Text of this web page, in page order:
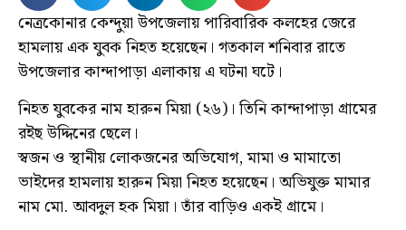
নেত্রকোনার কেন্দুয়া উপজেলায় পারিবারিক কলহের জেরে
হামলায় এক যুবক নিহত হয়েছেন। গতকাল শনিবার রাতে
উপজেলার কান্দাপাড়া এলাকায় এ ঘটনা ঘটে।
নিহত যুবকের নাম হারুন মিয়া (২৬)। তিনি কান্দাপাড়া গ্রামের
রইছ উদ্দিনের ছেলে।
স্বজন ও স্থানীয় লোকজনের অভিযোগ, মামা ও মামাতো
ভাইদের হামলায় হারুন মিয়া নিহত হয়েছেন। অভিযুক্ত মামার
নাম মো. আবদুল হক মিয়া। তাঁর বাড়িও একই গ্রামে।